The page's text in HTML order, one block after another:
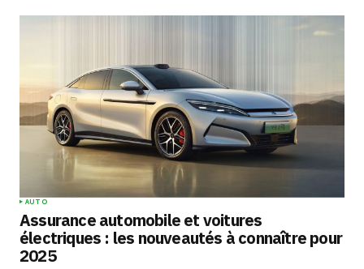
AUTO
Assurance automobile et voitures
électriques : les nouveautés à connaître pour
2025